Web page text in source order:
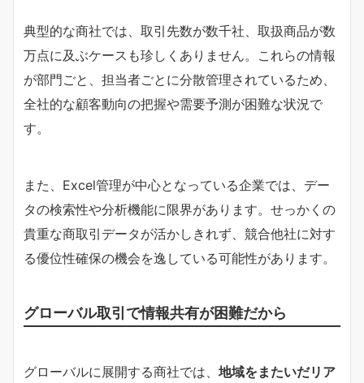
典型的な商社では、取引先数が数千社、取扱商品が数
万点に及ぶケースも珍しくありません。これらの情報
が部門ごと、担当者ごとに分散管理されているため、
全社的な顧客動向の把握や需要予測が困難な状況で
す。
また、Excel管理が中心となっている企業では、デー
タの検索性や分析機能に限界があります。せっかくの
貴重な商取引データが活かしきれず、競合他社に対す
る優位性確保の機会を逸している可能性があります。
グローバル取引で情報共有が困難だから
グローバルに展開する商社では、 地域をまたいだリア